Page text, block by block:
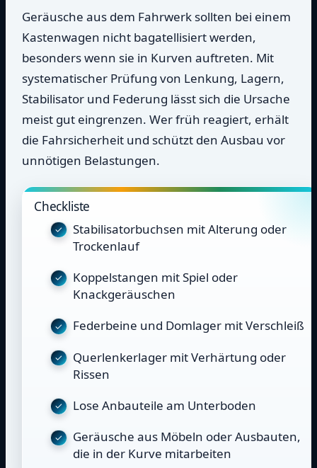
Geräusche aus dem Fahrwerk sollten bei einem
Kastenwagen nicht bagatellisiert werden,
besonders wenn sie in Kurven auftreten. Mit
systematischer Prüfung von Lenkung, Lagern,
Stabilisator und Federung lässt sich die Ursache
meist gut eingrenzen. Wer früh reagiert, erhält
die Fahrsicherheit und schützt den Ausbau vor
unnötigen Belastungen.
Checkliste
Stabilisatorbuchsen mit Alterung oder
Trockenlauf
Koppelstangen mit Spiel oder
Knackgeräuschen
Federbeine und Domlager mit Verschleiß
Querlenkerlager mit Verhärtung oder
Rissen
Lose Anbauteile am Unterboden
Geräusche aus Möbeln oder Ausbauten,
die in der Kurve mitarbeiten